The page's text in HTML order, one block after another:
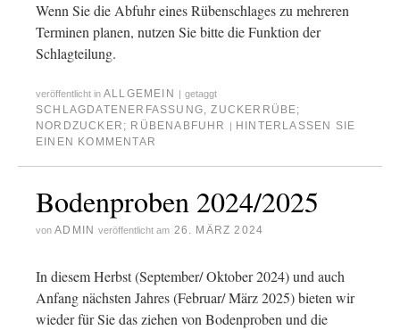
Wenn Sie die Abfuhr eines Rübenschlages zu mehreren
Terminen planen, nutzen Sie bitte die Funktion der
Schlagteilung.
veröffentlicht in ALLGEMEIN getaggt
SCHLAGDATENERFASSUNG,ZUCKERRÜBE;
NORDZUCKER; RÜBENABFUHR
HINTERLASSEN SIE
EINEN KOMMENTAR
Bodenproben 2024/2025
von ADMIN veröffentlicht am 26. MÄRZ 2024
In diesem Herbst (September/ Oktober 2024) und auch
Anfang nächsten Jahres (Februar/ März 2025) bieten wir
wieder für Sie das ziehen von Bodenproben und die